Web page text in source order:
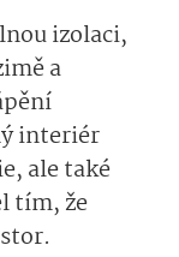
izolaci,
a
interiér
ale také
tím, že